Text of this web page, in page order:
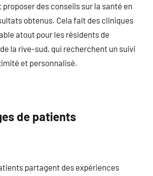
des conseils sur la santé en
obtenus. Cela fait des cliniques
atout pour les résidents de
la rive-sud, qui recherchent un suivi
et personnalisé.
de patients
partagent des expériences